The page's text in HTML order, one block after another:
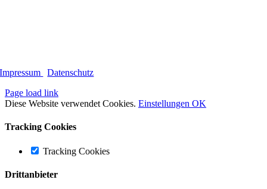
Impressum
Datenschutz
Page load link
Diese Website verwendet Cookies. Einstellungen OK
Tracking Cookies
Tracking Cookies
Drittanbieter